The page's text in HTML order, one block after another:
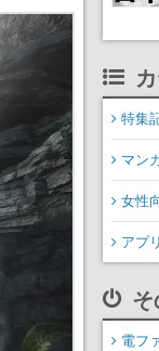
特集
マン
女性
アプ
電フ